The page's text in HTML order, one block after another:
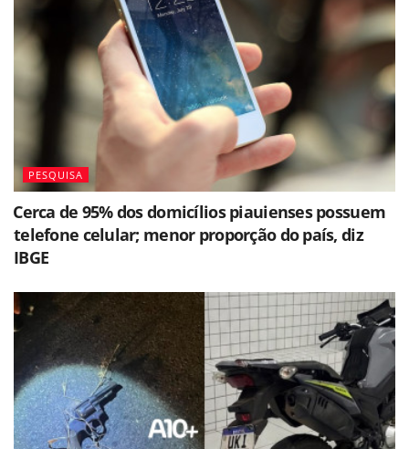
PESQUISA
⁠Cerca de 95% dos domicílios piauienses possuem
telefone celular; menor proporção do país, diz
IBGE